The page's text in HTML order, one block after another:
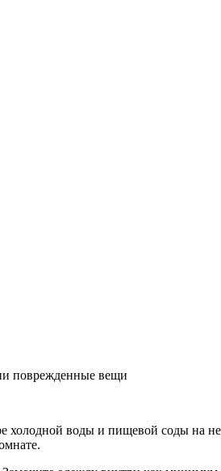
поврежденные вещи
холодной воды и пищевой соды на